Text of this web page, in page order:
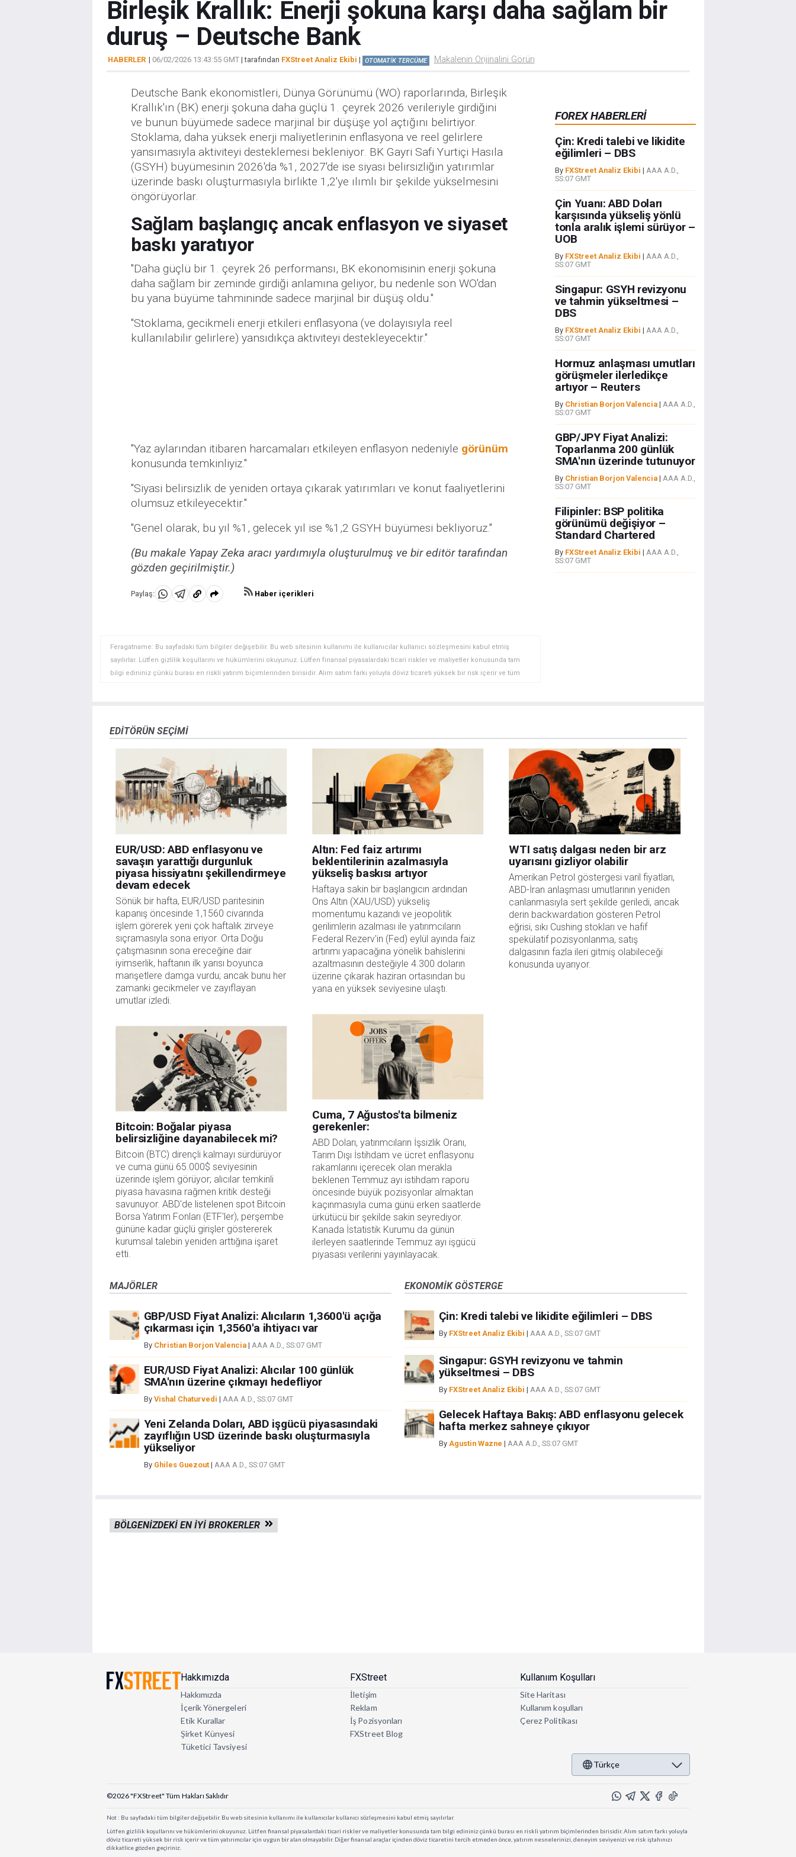
Birleşik Krallık: Enerji şokuna karşı daha sağlam bir
duruş – Deutsche Bank
HABERLER | 06/02/2026 13:43:55 GMT| tarafından FXStreet Analiz Ekibi | OTOMATİK TERCÜME Makalenin Orijinalini Görün
Deutsche Bank ekonomistleri, Dünya Görünümü (WO) raporlarında, Birleşik
Krallık'ın (BK) enerji şokuna daha güçlü 1. çeyrek 2026 verileriyle girdiğini
ve bunun büyümede sadece marjinal bir düşüşe yol açtığını belirtiyor.
Stoklama, daha yüksek enerji maliyetlerinin enflasyona ve reel gelirlere
yansımasıyla aktiviteyi desteklemesi bekleniyor. BK Gayri Safi Yurtiçi Hasıla
(GSYH) büyümesinin 2026'da %1, 2027'de ise siyasi belirsizliğin yatırımlar
üzerinde baskı oluşturmasıyla birlikte 1,2'ye ılımlı bir şekilde yükselmesini
öngörüyorlar.
Sağlam başlangıç ancak enflasyon ve siyaset
baskı yaratıyor
"Daha güçlü bir 1. çeyrek 26 performansı, BK ekonomisinin enerji şokuna
daha sağlam bir zeminde girdiği anlamına geliyor, bu nedenle son WO'dan
bu yana büyüme tahmininde sadece marjinal bir düşüş oldu."
"Stoklama, gecikmeli enerji etkileri enflasyona (ve dolayısıyla reel
kullanılabilir gelirlere) yansıdıkça aktiviteyi destekleyecektir."
"Yaz aylarından itibaren harcamaları etkileyen enflasyon nedeniyle görünüm
konusunda temkinliyiz."
"Siyasi belirsizlik de yeniden ortaya çıkarak yatırımları ve konut faaliyetlerini
olumsuz etkileyecektir."
"Genel olarak, bu yıl %1, gelecek yıl ise %1,2 GSYH büyümesi bekliyoruz."
(Bu makale Yapay Zeka aracı yardımıyla oluşturulmuş ve bir editör tarafından
gözden geçirilmiştir.)
Paylaş:
WhatsApp'da
Telegram'da
Panoya
Haber içerikleri
Feragatname: Bu sayfadaki tüm bilgiler değişebilir. Bu web sitesinin kullanımı ile kullanıcılar kullanıcı sözleşmesini kabul etmiş
sayılırlar. Lütfen gizlilik koşullarını ve hükümlerini okuyunuz. Lütfen finansal piyasalardaki ticari riskler ve maliyetler konusunda tam
bilgi edininiz çünkü burası en riskli yatırım biçimlerinden birisidir. Alım satım farkı yoluyla döviz ticareti yüksek bir risk içerir ve tüm
doğrulamak zorunda değildir. FXStreet’de verilen herhangi bir görüş, haber, araştırma, analiz, fiyatlar veya fxstreet.comtarafından bu
sitede yayınlanan bilgiler çalışanlar, ortaklar yada katkıda bulunanlar tarafından genel piyasa yorumu olarak verilmiştir ve yatırım
danışmanlığı teşkil etmemektedir. FXStreet bu tür bilgilerin kullanımı nedeniyle doğrudan yada dolaylı olarak ortaya çıkabilecek
herhangi bir kar kaybı herhangi bir sınırlama olmaksızın herhangi bir kayıp ya da hasar için sorumluluk kabul etmemektedir.
FOREX HABERLERİ
Çin: Kredi talebi ve likidite
eğilimleri – DBS
By FXStreet Analiz Ekibi | AAA A.D.,
SS:07 GMT
Çin Yuanı: ABD Doları
karşısında yükseliş yönlü
tonla aralık işlemi sürüyor –
UOB
By FXStreet Analiz Ekibi | AAA A.D.,
SS:07 GMT
Singapur: GSYH revizyonu
ve tahmin yükseltmesi –
DBS
By FXStreet Analiz Ekibi | AAA A.D.,
SS:07 GMT
Hormuz anlaşması umutları
görüşmeler ilerledikçe
artıyor – Reuters
By Christian Borjon Valencia| AAA A.D.,
SS:07 GMT
GBP/JPY Fiyat Analizi:
Toparlanma 200 günlük
SMA'nın üzerinde tutunuyor
By Christian Borjon Valencia| AAA A.D.,
SS:07 GMT
Filipinler: BSP politika
görünümü değişiyor –
Standard Chartered
By FXStreet Analiz Ekibi | AAA A.D.,
SS:07 GMT
EDITÖRÜN SEÇIMI
EUR/USD: ABD enflasyonu ve
savaşın yarattığı durgunluk
piyasa hissiyatını şekillendirmeye
devam edecek
Sönük bir hafta, EUR/USD paritesinin
kapanış öncesinde 1,1560 civarında
işlem görerek yeni çok haftalık zirveye
sıçramasıyla sona eriyor. Orta Doğu
çatışmasının sona ereceğine dair
iyimserlik, haftanın ilk yarısı boyunca
manşetlere damga vurdu; ancak bunu her
zamanki gecikmeler ve zayıflayan
umutlar izledi.
Bitcoin: Boğalar piyasa
belirsizliğine dayanabilecek mi?
Bitcoin (BTC) dirençli kalmayı sürdürüyor
ve cuma günü 65.000$ seviyesinin
üzerinde işlem görüyor; alıcılar temkinli
piyasa havasına rağmen kritik desteği
savunuyor. ABD'de listelenen spot Bitcoin
Borsa Yatırım Fonları (ETF'ler), perşembe
gününe kadar güçlü girişler göstererek
kurumsal talebin yeniden arttığına işaret
etti.
Altın: Fed faiz artırımı
beklentilerinin azalmasıyla
yükseliş baskısı artıyor
Haftaya sakin bir başlangıcın ardından
Ons Altın (XAU/USD) yükseliş
momentumu kazandı ve jeopolitik
gerilimlerin azalması ile yatırımcıların
Federal Rezerv'in (Fed) eylül ayında faiz
artırımı yapacağına yönelik bahislerini
azaltmasının desteğiyle 4.300 doların
üzerine çıkarak haziran ortasından bu
yana en yüksek seviyesine ulaştı.
Cuma, 7 Ağustos'ta bilmeniz
gerekenler:
ABD Doları, yatırımcıların İşsizlik Oranı,
Tarım Dışı İstihdam ve ücret enflasyonu
rakamlarını içerecek olan merakla
beklenen Temmuz ayı istihdam raporu
öncesinde büyük pozisyonlar almaktan
kaçınmasıyla cuma günü erken saatlerde
ürkütücü bir şekilde sakin seyrediyor.
Kanada İstatistik Kurumu da günün
ilerleyen saatlerinde Temmuz ayı işgücü
piyasası verilerini yayınlayacak.
WTI satış dalgası neden bir arz
uyarısını gizliyor olabilir
Amerikan Petrol göstergesi varil fiyatları,
ABD-İran anlaşması umutlarının yeniden
canlanmasıyla sert şekilde geriledi, ancak
derin backwardation gösteren Petrol
eğrisi, sıkı Cushing stokları ve hafif
spekülatif pozisyonlanma, satış
dalgasının fazla ileri gitmiş olabileceği
konusunda uyarıyor.
MAJÖRLER
GBP/USD Fiyat Analizi: Alıcıların 1,3600'ü açığa
çıkarması için 1,3560'a ihtiyacı var
By Christian Borjon Valencia| AAA A.D., SS:07 GMT
EUR/USD Fiyat Analizi: Alıcılar 100 günlük
SMA'nın üzerine çıkmayı hedefliyor
By Vishal Chaturvedi | AAA A.D., SS:07 GMT
Yeni Zelanda Doları, ABD işgücü piyasasındaki
zayıflığın USD üzerinde baskı oluşturmasıyla
yükseliyor
By Ghiles Guezout| AAA A.D., SS:07 GMT
EKONOMIK GÖSTERGE
Çin: Kredi talebi ve likidite eğilimleri – DBS
By FXStreet Analiz Ekibi | AAA A.D., SS:07 GMT
Singapur: GSYH revizyonu ve tahmin
yükseltmesi – DBS
By FXStreet Analiz Ekibi | AAA A.D., SS:07 GMT
Gelecek Haftaya Bakış: ABD enflasyonu gelecek
hafta merkez sahneye çıkıyor
By Agustin Wazne | AAA A.D., SS:07 GMT
BÖLGENIZDEKI EN IYI BROKERLER
Hakkımızda
Hakkımızda
İçerik Yönergeleri
Etik Kurallar
Şirket Künyesi
Tüketici Tavsiyesi
FXStreet
İletişim
Reklam
İş Pozisyonları
FXStreet Blog
Kullanıım Koşulları
Site Haritası
Kullanım koşulları
Çerez Politikası
Türkçe
©2026 "FXStreet" Tüm Hakları Saklıdır
Not : Bu sayfadaki tüm bilgiler değişebilir. Bu web sitesinin kullanımı ile kullanıcılar kullanıcı sözleşmesini kabul etmiş sayılırlar.
Lütfen gizlilik koşullarını ve hükümlerini okuyunuz. Lütfen finansal piyasalardaki ticari riskler ve maliyetler konusunda tam bilgi edininiz çünkü burası en riskli yatırım biçimlerinden birisidir. Alım satım farkı yoluyla
döviz ticareti yüksek bir risk içerir ve tüm yatırımcılar için uygun bir alan olmayabilir. Diğer finansal araçlar içinden döviz ticaretini tercih etmeden önce, yatırım nesnelerinizi, deneyim seviyenizi ve risk iştahınızı
dikkatlice gözden geçiriniz.